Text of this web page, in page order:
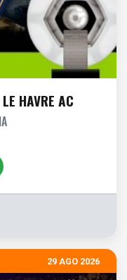
HAVRE AC
29 AGO 2026